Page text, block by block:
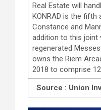
Real Estate will
KONRAD is the fifth
Constance and
addition to this joint
regenerated
owns the Riem
2018 to comprise
Source : Union